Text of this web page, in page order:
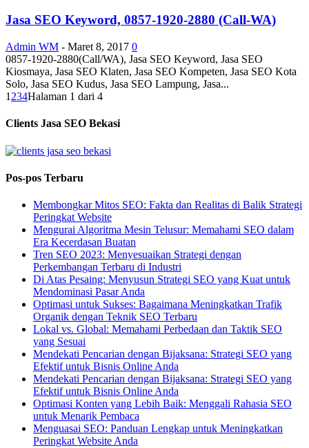
Jasa SEO Keyword, 0857-1920-2880 (Call-WA)
Admin WM - Maret 8, 2017 0
0857-1920-2880(Call/WA), Jasa SEO Keyword, Jasa SEO
Kiosmaya, Jasa SEO Klaten, Jasa SEO Kompeten, Jasa SEO Kota
Solo, Jasa SEO Kudus, Jasa SEO Lampung, Jasa...
1 234Halaman 1 dari 4
Clients Jasa SEO Bekasi
Pos-pos Terbaru
Membongkar Mitos SEO: Fakta dan Realitas di Balik Strategi
Peringkat Website
Mengurai Algoritma Mesin Telusur: Memahami SEO dalam
Era Kecerdasan Buatan
Tren SEO 2023: Menyesuaikan Strategi dengan
Perkembangan Terbaru di Industri
Di Atas Pesaing: Menyusun Strategi SEO yang Kuat untuk
Mendominasi Pasar Anda
Optimasi untuk Sukses: Bagaimana Meningkatkan Trafik
Organik dengan Teknik SEO Terbaru
Lokal vs. Global: Memahami Perbedaan dan Taktik SEO
yang Sesuai
Mendekati Pencarian dengan Bijaksana: Strategi SEO yang
Efektif untuk Bisnis Online Anda
Mendekati Pencarian dengan Bijaksana: Strategi SEO yang
Efektif untuk Bisnis Online Anda
Optimasi Konten yang Lebih Baik: Menggali Rahasia SEO
untuk Menarik Pembaca
Menguasai SEO: Panduan Lengkap untuk Meningkatkan
Peringkat Website Anda